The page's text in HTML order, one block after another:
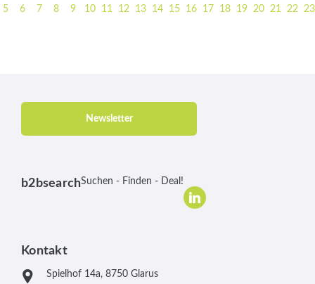
5 6 7 8 9 10 11 12 13 14 15 16 17 18 19 20 21 22 23
Newsletter
b2bsearchSuchen - Finden - Deal!
Kontakt
Spielhof 14a, 8750 Glarus